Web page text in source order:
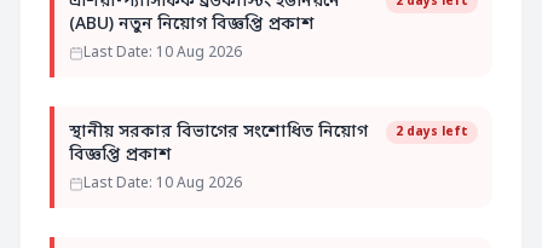
(ABU) নতুন নিয়োগ বিজ্ঞপ্তি প্রকাশ
Last Date: 10 Aug 2026
স্থানীয় সরকার বিভাগের সংশোধিত নিয়োগ
বিজ্ঞপ্তি প্রকাশ
2 days left
Last Date: 10 Aug 2026